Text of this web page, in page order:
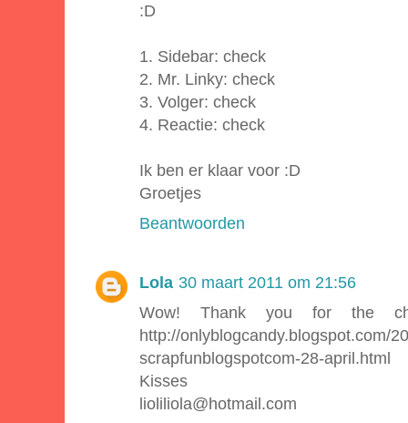
:D
1. Sidebar: check
2. Mr. Linky: check
3. Volger: check
4. Reactie: check
Ik ben er klaar voor :D
Groetjes
Beantwoorden
Lola 30 maart 2011 om 21:56
Wow! Thank you for the
http://onlyblogcandy.blogspot.com/
scrapfunblogspotcom-28-april.html
Kisses
lioliliola@hotmail.com